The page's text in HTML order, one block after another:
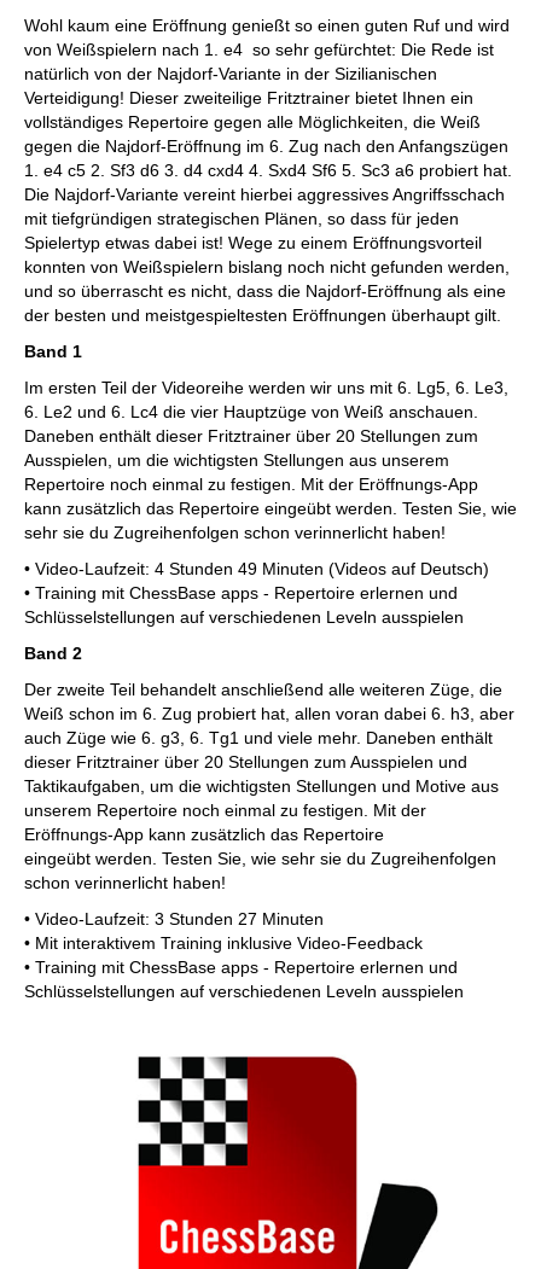
Wohl kaum eine Eröffnung genießt so einen guten Ruf und wird
von Weißspielern nach 1. e4 so sehr gefürchtet: Die Rede ist
natürlich von der Najdorf-Variante in der Sizilianischen
Verteidigung! Dieser zweiteilige Fritztrainer bietet Ihnen ein
vollständiges Repertoire gegen alle Möglichkeiten, die Weiß
gegen die Najdorf-Eröffnung im 6. Zug nach den Anfangszügen
1. e4 c5 2. Sf3 d6 3. d4 cxd4 4. Sxd4 Sf6 5. Sc3 a6 probiert hat.
Die Najdorf-Variante vereint hierbei aggressives Angriffsschach
mit tiefgründigen strategischen Plänen, so dass für jeden
Spielertyp etwas dabei ist! Wege zu einem Eröffnungsvorteil
konnten von Weißspielern bislang noch nicht gefunden werden,
und so überrascht es nicht, dass die Najdorf-Eröffnung als eine
der besten und meistgespieltesten Eröffnungen überhaupt gilt.
Band 1
Im ersten Teil der Videoreihe werden wir uns mit 6. Lg5, 6. Le3,
6. Le2 und 6. Lc4 die vier Hauptzüge von Weiß anschauen.
Daneben enthält dieser Fritztrainer über 20 Stellungen zum
Ausspielen, um die wichtigsten Stellungen aus unserem
Repertoire noch einmal zu festigen. Mit der Eröffnungs-App
kann zusätzlich das Repertoire eingeübt werden. Testen Sie, wie
sehr sie du Zugreihenfolgen schon verinnerlicht haben!
• Video-Laufzeit: 4 Stunden 49 Minuten (Videos auf Deutsch)
• Training mit ChessBase apps - Repertoire erlernen und
Schlüsselstellungen auf verschiedenen Leveln ausspielen
Band 2
Der zweite Teil behandelt anschließend alle weiteren Züge, die
Weiß schon im 6. Zug probiert hat, allen voran dabei 6. h3, aber
auch Züge wie 6. g3, 6. Tg1 und viele mehr. Daneben enthält
dieser Fritztrainer über 20 Stellungen zum Ausspielen und
Taktikaufgaben, um die wichtigsten Stellungen und Motive aus
unserem Repertoire noch einmal zu festigen. Mit der
Eröffnungs-App kann zusätzlich das Repertoire
eingeübt werden. Testen Sie, wie sehr sie du Zugreihenfolgen
schon verinnerlicht haben!
• Video-Laufzeit: 3 Stunden 27 Minuten
• Mit interaktivem Training inklusive Video-Feedback
• Training mit ChessBase apps - Repertoire erlernen und
Schlüsselstellungen auf verschiedenen Leveln ausspielen